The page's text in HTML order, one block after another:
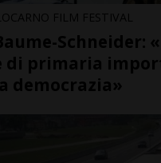
FILM FESTIVAL
Schneider:
di primaria
democrazia»